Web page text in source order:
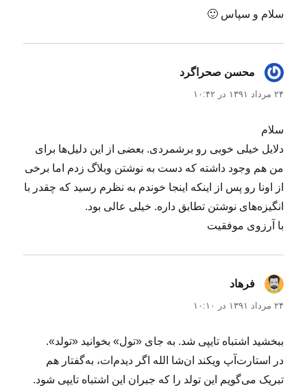
سلام و سپاس 🙂
محسن صحراگرد
۲۴ مرداد ۱۳۹۱ در ۱۰:۴۲
سلام
دلایل خیلی خوبی رو برشمردی. بعضی از این دلیل‌ها برای
من هم وجود داشته که دست به نوشتن وبلاگ زدم اما برخی
از اونا رو پس از اینکه اینجا خوندم به نظرم رسید که چقدر با
انگیزه‌های نوشتن تطابق داره. خیلی عالی بود.
با آرزوی موفقیت
فرهاد
۲۴ مرداد ۱۳۹۱ در ۱۰:۱۰
ببخشید اشتباه تایپی شد. به جای «تول» بخوانید «تولد».
در استارت‌آپ ویکند ان‌شا الله اگر دیدم‌ات، به‌گفتار هم
تبریک می‌گویم این تولد را که جبران این اشتباه تایپی شود.